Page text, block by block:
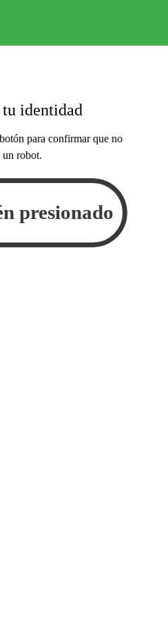
identidad
para confirmar que no
un robot.